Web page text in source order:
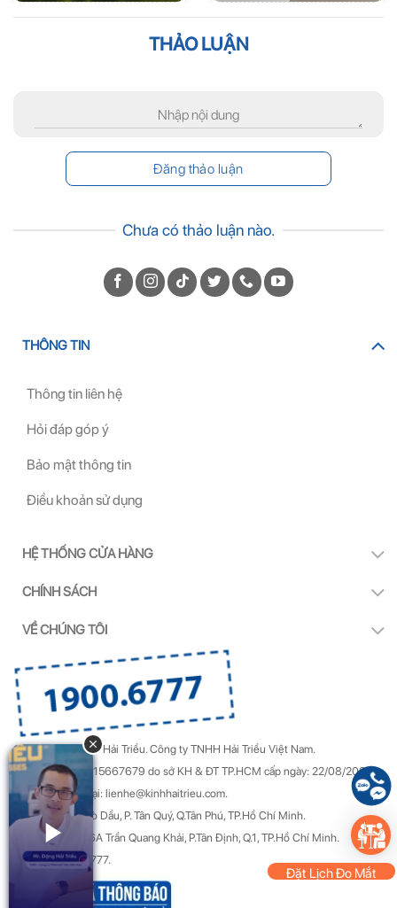
THẢO LUẬN
Chưa có thảo luận nào.
THÔNG TIN
Thông tin liên hệ
Hỏi đáp góp ý
Bảo mật thông tin
Điều khoản sử dụng
HỆ THỐNG CỬA HÀNG
CHÍNH SÁCH
VỀ CHÚNG TÔI
Copyright by Kính Hải Triều.Công ty TNHH Hải Triều Việt Nam.
GPDKKD Số: 0315667679 do sở KH & ĐT TP.HCM cấp ngày: 22/08/2022.
Góp ý & Khiếu nại: lienhe@kinhhaitrieu.com.
Địa chỉ: 50/22 Gò Dầu, P. Tân Quý, Q.Tân Phú, TP.Hồ Chí Minh.
Trụ sở chính: 156A Trần Quang Khải, P.Tân Định, Q.1, TP.Hồ Chí Minh.
Hotline: 1900 6777.
Đặt Lịch Đo Mắt